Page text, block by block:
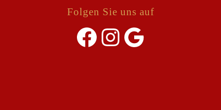
Folgen Sie uns auf